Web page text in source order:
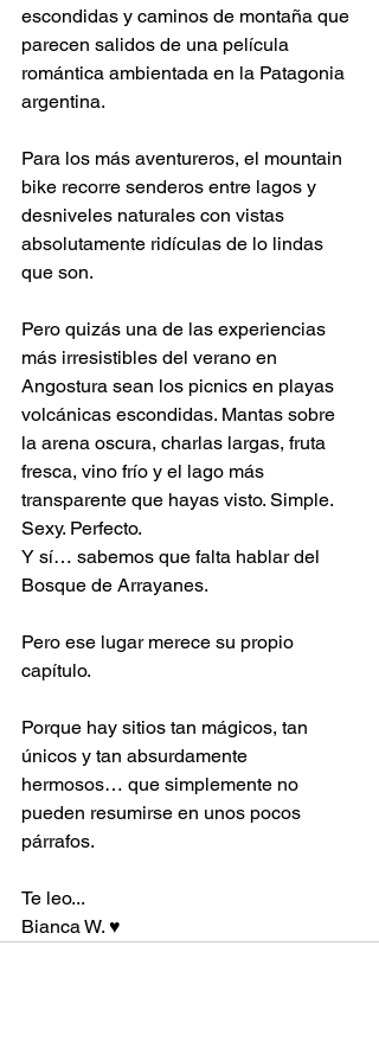
escondidas y caminos de montaña que
parecen salidos de una película
romántica ambientada en la Patagonia
argentina.
Para los más aventureros, el mountain
bike recorre senderos entre lagos y
desniveles naturales con vistas
absolutamente ridículas de lo lindas
que son.
Pero quizás una de las experiencias
más irresistibles del verano en
Angostura sean los picnics en playas
volcánicas escondidas. Mantas sobre
la arena oscura, charlas largas, fruta
fresca, vino frío y el lago más
transparente que hayas visto. Simple.
Sexy. Perfecto.
Y sí… sabemos que falta hablar del
Bosque de Arrayanes.
Pero ese lugar merece su propio
capítulo.
Porque hay sitios tan mágicos, tan
únicos y tan absurdamente
hermosos… que simplemente no
pueden resumirse en unos pocos
párrafos.
Te leo...
Bianca W. ♥️